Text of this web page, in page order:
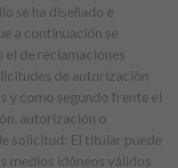
se ha diseñado e
a continuación se
de reclamaciones
de autorización
y como segundo frente el
autorización o
solicitud: El titular puede
medios idóneos válidos